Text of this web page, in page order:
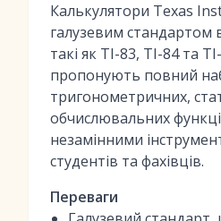
Калькулятори Texas
галузевим стандартом
такі як TI-83, TI-84 та
пропонують повний
тригонометричних,
обчислювальних
незамінними
студентів та фахівців.
Переваги